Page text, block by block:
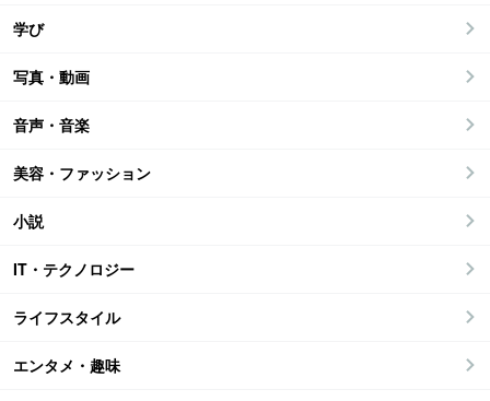
学び
写真・動画
音声・音楽
美容・ファッション
小説
IT・テクノロジー
ライフスタイル
エンタメ・趣味